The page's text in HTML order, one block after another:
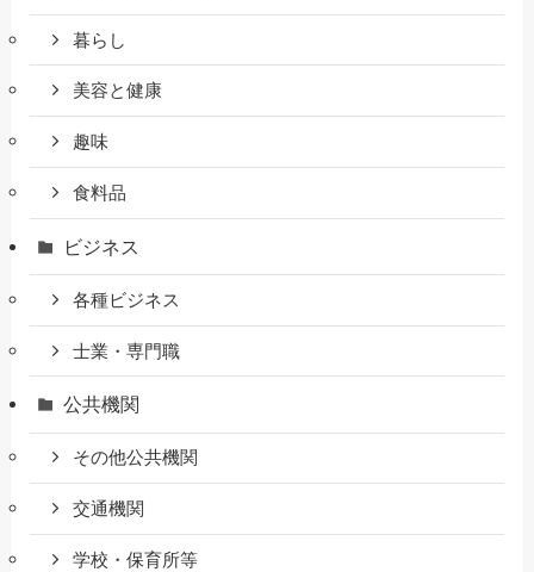
暮らし
美容と健康
趣味
食料品
ビジネス
各種ビジネス
士業・専門職
公共機関
その他公共機関
交通機関
学校・保育所等